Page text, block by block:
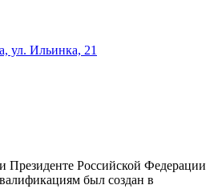
ул. Ильинка, 21
Президенте Российской Федерации
был создан в